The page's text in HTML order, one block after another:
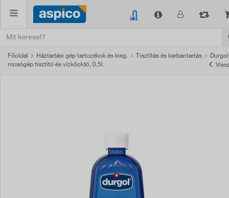
Főoldal Háztartási gép tartozékok és kieg. Tisztítás és karbantartás
Durgol
mosógép tisztító és vízkőoldó, 0,5l.